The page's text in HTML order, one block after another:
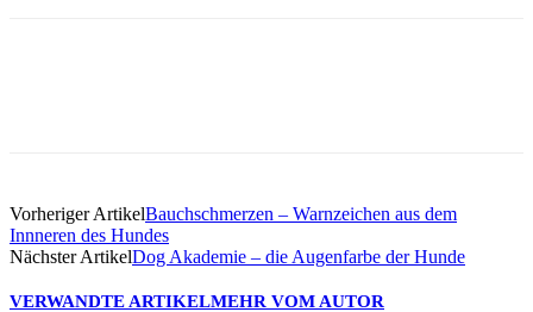
Vorheriger ArtikelBauchschmerzen – Warnzeichen aus dem
Innneren des Hundes
Nächster ArtikelDog Akademie – die Augenfarbe der Hunde
VERWANDTE ARTIKELMEHR VOM AUTOR